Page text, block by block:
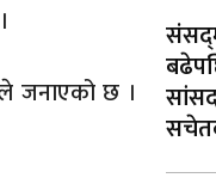
जनाएको छ ।